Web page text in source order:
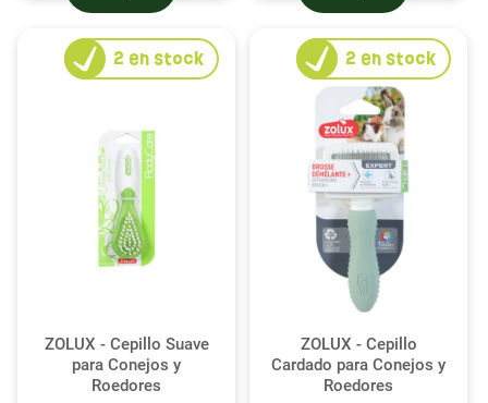
ZOLUX - Cepillo Suave
para Conejos y
Roedores
2 en stock
ZOLUX - Cepillo
Cardado para Conejos y
Roedores
2 en stock